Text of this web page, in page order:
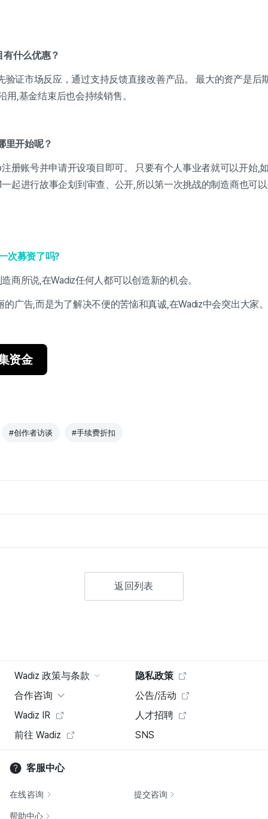
什么优惠？
验证市场反应，通过支持反馈直接改善产品。 最大的资产是后
用,基金结束后也会持续销售。
里开始呢？
注册账号并申请开设项目即可。 只要有个人事业者就可以开始,
一起进行故事企划到审查、公开,所以第一次挑战的制造商也可
次募资了吗?
商所说,在Wadiz任何人都可以创造新的机会。
广告,而是为了解决不便的苦恼和真诚,在Wadiz中会突出大家。
资金
#创作者访谈 #手续费折扣
返回列表
Wadiz 政策与条款
隐私政策
合作咨询
公告/活动
Wadiz IR
人才招聘
前往 Wadiz
SNS
客服中心
在线咨询 提交咨询
帮助中心